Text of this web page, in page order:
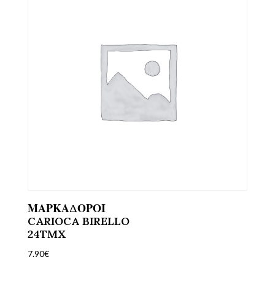
ΜΑΡΚΑΔΟΡΟΙ
CARIOCA BIRELLO
24TMX
7.90€